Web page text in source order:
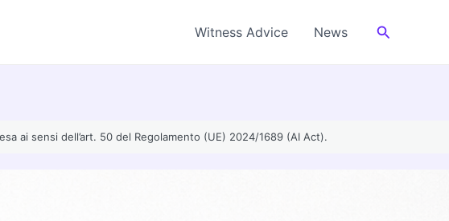
Witness Advice News Cerca
ai sensi dell’art. 50 del Regolamento (UE) 2024/1689 (AI Act).